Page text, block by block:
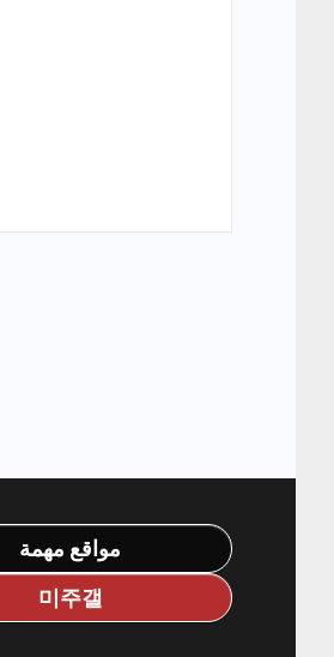
مواقع مهمة
미주갤